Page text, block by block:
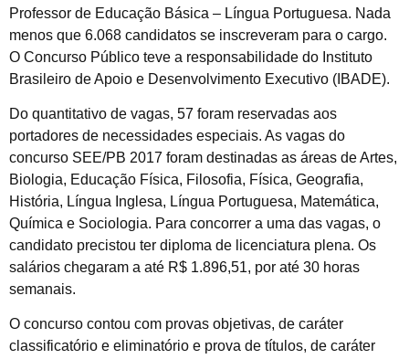
Professor de Educação Básica – Língua Portuguesa. Nada
menos que 6.068 candidatos se inscreveram para o cargo.
O Concurso Público teve a responsabilidade do Instituto
Brasileiro de Apoio e Desenvolvimento Executivo (IBADE).
Do quantitativo de vagas, 57 foram reservadas aos
portadores de necessidades especiais. As vagas do
concurso SEE/PB 2017 foram destinadas as áreas de Artes,
Biologia, Educação Física, Filosofia, Física, Geografia,
História, Língua Inglesa, Língua Portuguesa, Matemática,
Química e Sociologia. Para concorrer a uma das vagas, o
candidato precistou ter diploma de licenciatura plena. Os
salários chegaram a até R$ 1.896,51, por até 30 horas
semanais.
O concurso contou com provas objetivas, de caráter
classificatório e eliminatório e prova de títulos, de caráter